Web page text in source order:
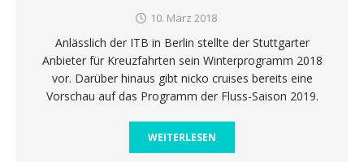
10. März 2018
Anlässlich der ITB in Berlin stellte der Stuttgarter
Anbieter für Kreuzfahrten sein Winterprogramm 2018
vor. Darüber hinaus gibt nicko cruises bereits eine
Vorschau auf das Programm der Fluss-Saison 2019.
WEITERLESEN